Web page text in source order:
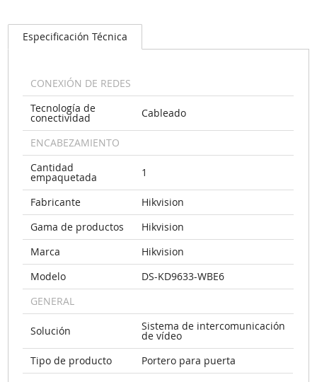
Especificación Técnica
CONEXIÓN DE REDES
Tecnología de
conectividad Cableado
ENCABEZAMIENTO
Cantidad
empaquetada 1
Fabricante
Hikvision
Gama de productos
Hikvision
Marca
Hikvision
Modelo
DS-KD9633-WBE6
GENERAL
Solución Sistema de intercomunicación
de vídeo
Tipo de producto
Portero para puerta